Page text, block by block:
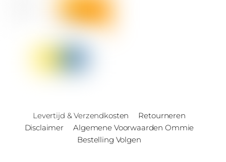
Levertijd & Verzendkosten
Retourneren
Disclaimer
Algemene Voorwaarden Ommie
Bestelling Volgen